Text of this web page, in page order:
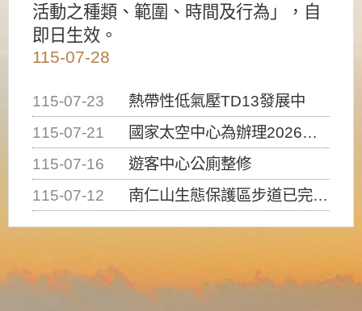
活動之種類、範圍、時間及行為」，自
即日生效。
115-07-28
115-07-23
熱帶性低氣壓TD13發展中
115-07-21
國家太空中心為辦理2026台灣盃火箭競賽，陸、海、空域警戒及協調相關事宜，因颱風備案事宜
115-07-16
遊客中心公廁整修
115-07-12
南仁山生態保護區步道已完成修復，自115年7月13日（星期一）起恢復開放入園，歡迎民眾依規定申請入園....